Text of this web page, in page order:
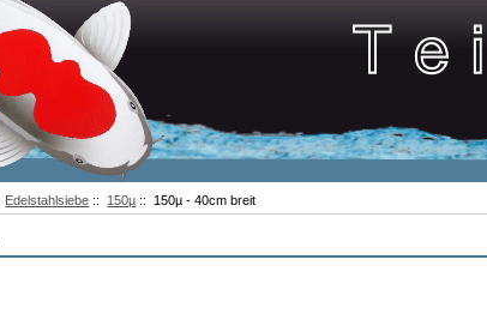
Edelstahlsiebe :: 150µ :: 150µ - 40cm breit